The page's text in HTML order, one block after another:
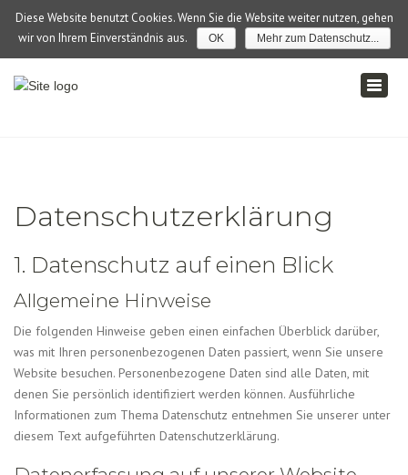
0152–098 791 09
post@aixakt-schreinerei.de
Datenschutzerklärung
1. Datenschutz auf einen Blick
Allgemeine Hinweise
Die folgenden Hinweise geben einen einfachen Überblick darüber,
was mit Ihren personenbezogenen Daten passiert, wenn Sie unsere
Website besuchen. Personenbezogene Daten sind alle Daten, mit
denen Sie persönlich identifiziert werden können. Ausführliche
Informationen zum Thema Datenschutz entnehmen Sie unserer unter
diesem Text aufgeführten Datenschutzerklärung.
Diese Website benutzt Cookies. Wenn Sie die Website weiter nutzen, gehen
wir von Ihrem Einverständnis aus.
OK Mehr zum Datenschutz...